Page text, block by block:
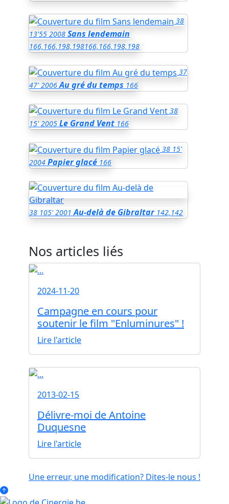
38
13'55 2008 Sans lendemain
166,166,198,198166,166,198,198
37
47' 2006 Au gré du temps 166
38
15' 2005 Le Grand Vent 166
38 15'
2004 Papier glacé 166
38 105' 2001 Au-delà de Gibraltar 142,142
Nos articles liés
2024-11-20
Campagne en cours pour
soutenir le film "Enluminures" !
Lire l'article
2013-02-15
Délivre-moi de Antoine
Duquesne
Lire l'article
Une erreur, une modification? Dites-le nous !